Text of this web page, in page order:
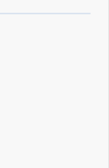
用も付きます